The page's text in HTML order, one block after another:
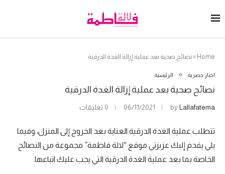
Home
»نصائح صحية بعد عملية إزالة الغدة الدرقية
اخبار حصرية الرئيسية
نصائح صحية بعد عملية إزالة الغدة الدرقية
byLallafatema
06/11/2021 0 تعليقات
تتطلب عملية الغدة الدرقية العناية بعد الخروج إلى المنزل، وفيما
يلي يقدم إلبك عزيزتي موقع “لالة فاطمة” مجموعة من النصائح
الخاصة بما بعد عملية الغدة الدرقية التي يجب عليك اتباعها.